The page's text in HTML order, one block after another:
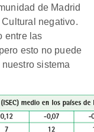
de Madrid
negativo.
entre las
esto no puede
sistema